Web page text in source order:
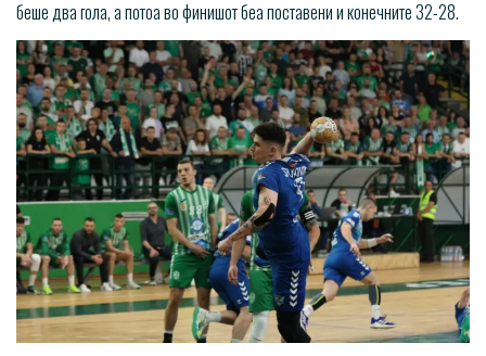
беше два гола, а потоа во финишот беа поставени и конечните 32-28.